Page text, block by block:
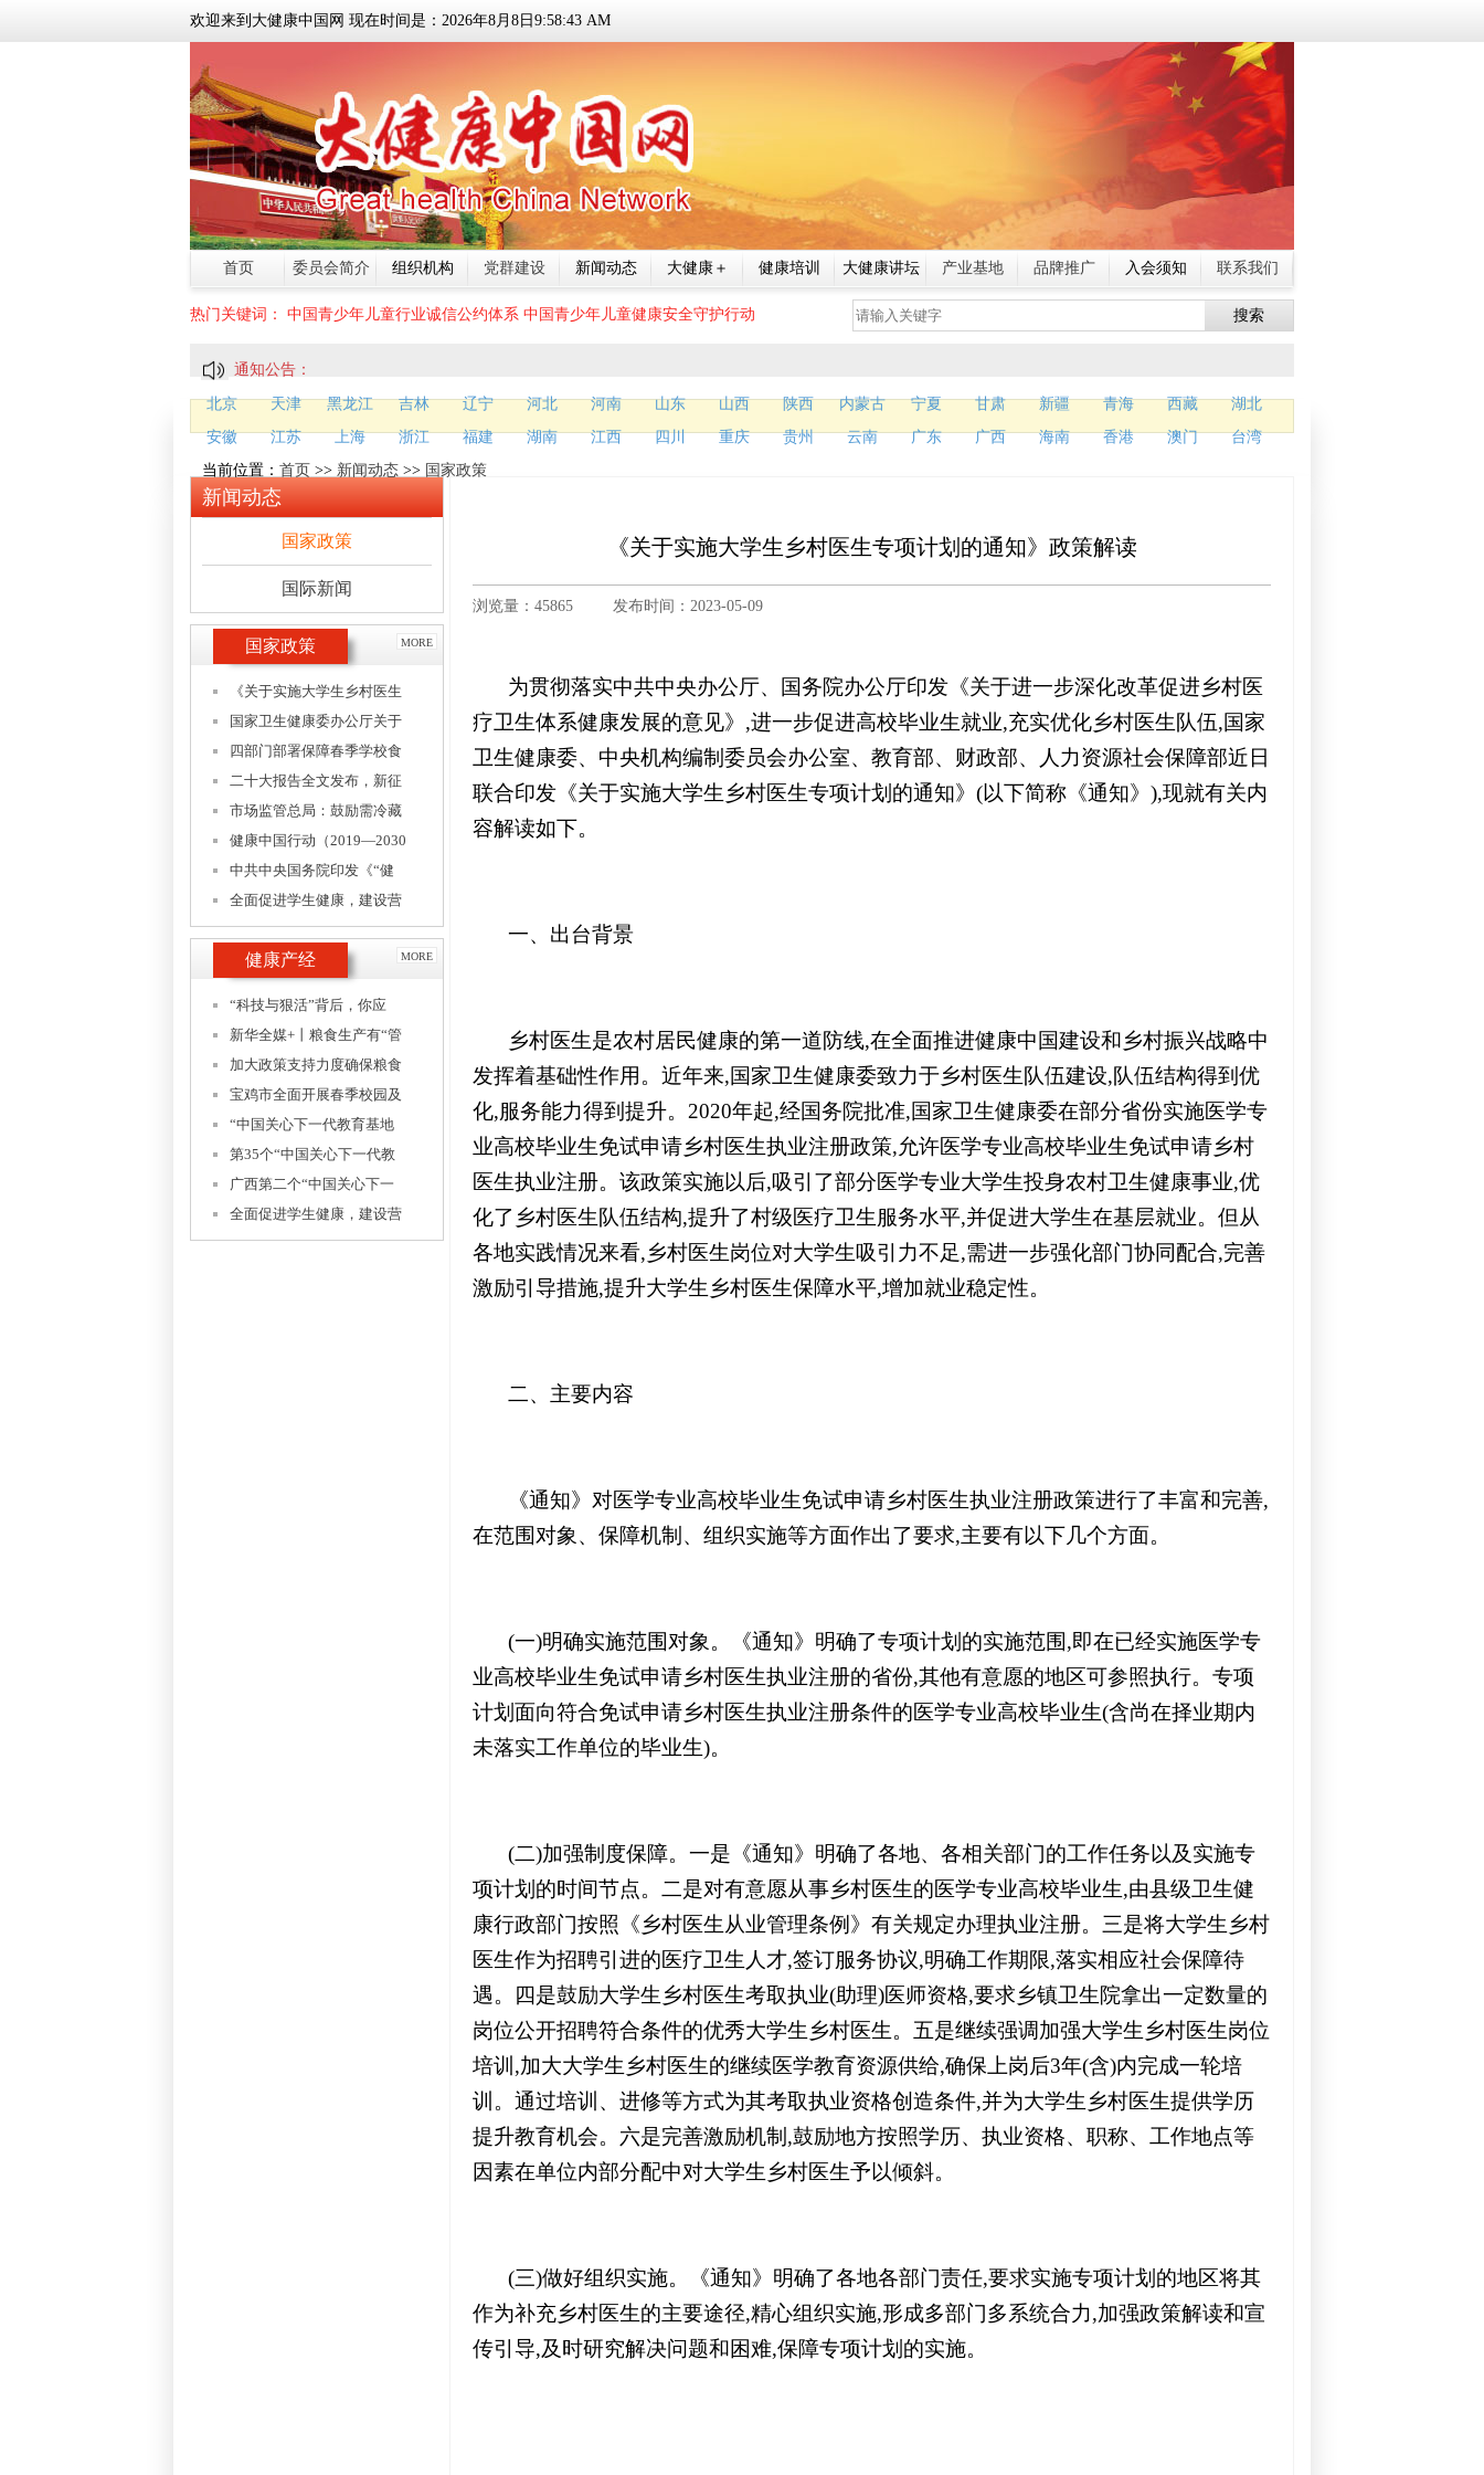
欢迎来到大健康中国网 现在时间是： 2026年8月 8 日 9:58:44 AM
首页 委员会简介 组织机构 党群建设 新闻动态 大健康＋ 健康培训 大健康讲坛 产业基地 品牌推广 入会须知 联系我们
热门关键词： 中国青少年儿童行业诚信公约体系 中国青少年儿童健康安全守护行动 搜索
通知公告：
北京 天津 黑龙江 吉林 辽宁 河北 河南 山东 山西 陕西 内蒙古 宁夏 甘肃 新疆 青海 西藏
湖北
安徽
江苏 上海 浙江 福建 湖南 江西 四川 重庆 贵州 云南 广东 广西 海南 香港 澳门
台湾
当前位置： 首页 >> 新闻动态 >> 国家政策
《关于实施大学生乡村医生专项计划的通知》政策解读
浏览量：45865 发布时间：2023-05-09
为贯彻落实中共中央办公厅、国务院办公厅印发《关于进一步深化改革促进乡村医
疗卫生体系健康发展的意见》 ,进一步促进高校毕业生就业,充实优化乡村医生队伍,国家
卫生健康委、中央机构编制委员会办公室、教育部、财政部、人力资源社会保障部近日
联合印发《关于实施大学生乡村医生专项计划的通知》(以下简称《通知》),现就有关内
容解读如下。
一、出台背景
乡村医生是农村居民健康的第一道防线,在全面推进健康中国建设和乡村振兴战略中
发挥着基础性作用。近年来,国家卫生健康委致力于乡村医生队伍建设,队伍结构得到优
化,服务能力得到提升。2020年起,经国务院批准,国家卫生健康委在部分省份实施医学专
业高校毕业生免试申请乡村医生执业注册政策,允许医学专业高校毕业生免试申请乡村
医生执业注册。该政策实施以后,吸引了部分医学专业大学生投身农村卫生健康事业,优
化了乡村医生队伍结构,提升了村级医疗卫生服务水平,并促进大学生在基层就业。但从
各地实践情况来看,乡村医生岗位对大学生吸引力不足,需进一步强化部门协同配合,完善
激励引导措施,提升大学生乡村医生保障水平,增加就业稳定性。
二、主要内容
《通知》对医学专业高校毕业生免试申请乡村医生执业注册政策进行了丰富和完善,
在范围对象、保障机制、组织实施等方面作出了要求,主要有以下几个方面。
(一)明确实施范围对象。《通知》明确了专项计划的实施范围,即在已经实施医学专
业高校毕业生免试申请乡村医生执业注册的省份,其他有意愿的地区可参照执行。专项
计划面向符合免试申请乡村医生执业注册条件的医学专业高校毕业生(含尚在择业期内
未落实工作单位的毕业生)。
(二)加强制度保障。一是《通知》明确了各地、各相关部门的工作任务以及实施专
项计划的时间节点。二是对有意愿从事乡村医生的医学专业高校毕业生,由县级卫生健
康行政部门按照《乡村医生从业管理条例》有关规定办理执业注册。三是将大学生乡村
医生作为招聘引进的医疗卫生人才,签订服务协议,明确工作期限,落实相应社会保障待
遇。四是鼓励大学生乡村医生考取执业(助理)医师资格,要求乡镇卫生院拿出一定数量的
岗位公开招聘符合条件的优秀大学生乡村医生。五是继续强调加强大学生乡村医生岗位
培训,加大大学生乡村医生的继续医学教育资源供给,确保上岗后3年(含)内完成一轮培
训。通过培训、进修等方式为其考取执业资格创造条件,并为大学生乡村医生提供学历
提升教育机会。六是完善激励机制,鼓励地方按照学历、执业资格、职称、工作地点等
因素在单位内部分配中对大学生乡村医生予以倾斜。
(三)做好组织实施。《通知》明确了各地各部门责任,要求实施专项计划的地区将其
作为补充乡村医生的主要途径,精心组织实施,形成多部门多系统合力,加强政策解读和宣
传引导,及时研究解决问题和困难,保障专项计划的实施。
新闻动态
国家政策
国际新闻
国家政策 MORE
《关于实施大学生乡村医生
国家卫生健康委办公厅关于
四部门部署保障春季学校食
二十大报告全文发布，新征
市场监管总局：鼓励需冷藏
健康中国行动（2019—2030
中共中央国务院印发《“健
全面促进学生健康，建设营
健康产经 MORE
“科技与狠活”背后，你应
新华全媒+丨粮食生产有“管
加大政策支持力度确保粮食
宝鸡市全面开展春季校园及
“中国关心下一代教育基地
第35个“中国关心下一代教
广西第二个“中国关心下一
全面促进学生健康，建设营